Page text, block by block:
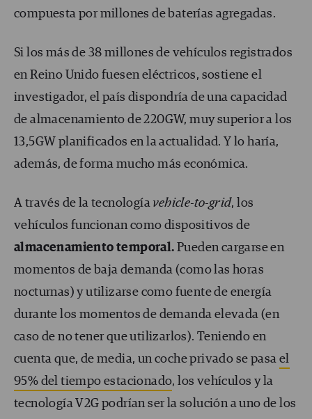
compuesta por millones de baterías agregadas.
Si los más de 38 millones de vehículos registrados
en Reino Unido fuesen eléctricos, sostiene el
investigador, el país dispondría de una capacidad
de almacenamiento de 220GW, muy superior a los
13,5GW planificados en la actualidad. Y lo haría,
además, de forma mucho más económica.
A través de la tecnología vehicle-to-grid, los
vehículos funcionan como dispositivos de
almacenamiento temporal. Pueden cargarse en
momentos de baja demanda (como las horas
nocturnas) y utilizarse como fuente de energía
durante los momentos de demanda elevada (en
caso de no tener que utilizarlos). Teniendo en
cuenta que, de media, un coche privado se pasa el
95% del tiempo estacionado, los vehículos y la
tecnología V2G podrían ser la solución a uno de los